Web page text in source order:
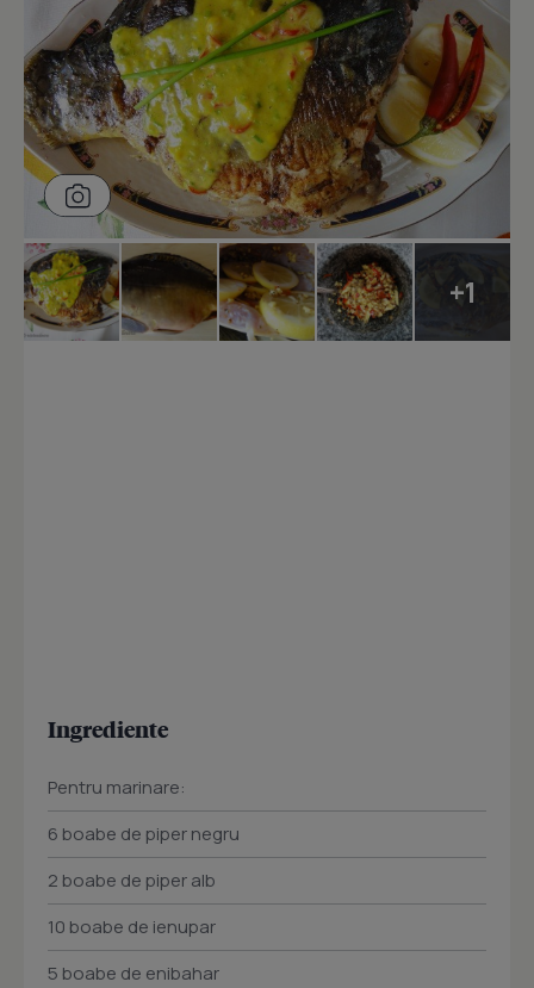
+1
Ingrediente
Pentru marinare:
6 boabe de piper negru
2 boabe de piper alb
10 boabe de ienupar
5 boabe de enibahar